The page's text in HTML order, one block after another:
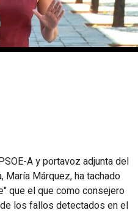
A y portavoz adjunta del
María Márquez, ha tachado
que el que como consejero
los fallos detectados en el